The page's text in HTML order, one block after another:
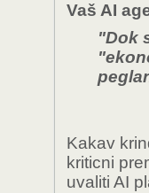
Vaš AI
"Dok
Kakav
kriticni
uvaliti AI